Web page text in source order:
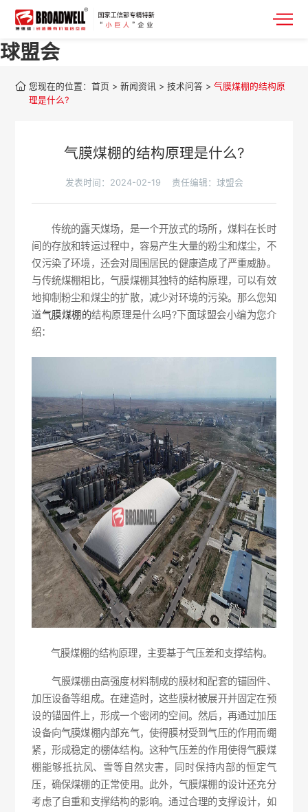
球盟会
您现在的位置：首页 >新闻资讯 >技术问答 >气膜煤棚的结构原
理是什么?
气膜煤棚的结构原理是什么?
发表时间：2024-02-19 责任编辑：球盟会
传统的露天煤场，是一个开放式的场所，煤料在长时
间的存放和转运过程中，容易产生大量的粉尘和煤尘，不
仅污染了环境，还会对周围居民的健康造成了严重威胁。
与传统煤棚相比，气膜煤棚其独特的结构原理，可以有效
地抑制粉尘和煤尘的扩散，减少对环境的污染。那么您知
道气膜煤棚的结构原理是什么吗?下面球盟会小编为您介
绍：
气膜煤棚的结构原理，主要基于气压差和支撑结构。
气膜煤棚由高强度材料制成的膜材和配套的锚固件、
加压设备等组成。在建造时，这些膜材被展开并固定在预
设的锚固件上，形成一个密闭的空间。然后，再通过加压
设备向气膜煤棚内部充气，使得膜材受到气压的作用而绷
紧，形成稳定的棚体结构。这种气压差的作用使得气膜煤
棚能够抵抗风、雪等自然灾害，同时保持内部的恒定气
压，确保煤棚的正常使用。此外，气膜煤棚的设计还充分
考虑了自重和支撑结构的影响。通过合理的支撑设计，如